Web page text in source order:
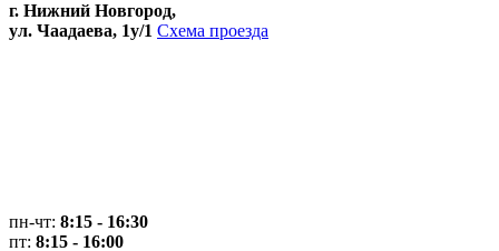
г. Нижний Новгород,
ул. Чаадаева, 1у/1 Схема проезда
пн-чт: 8:15 - 16:30
пт: 8:15 - 16:00